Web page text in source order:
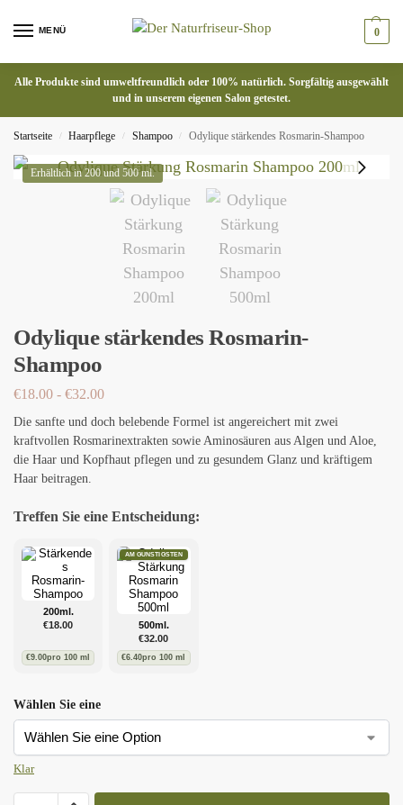
MENÜ 0
Alle Produkte sind umweltfreundlich oder 100% natürlich. Sorgfältig ausgewählt
und in unserem eigenen Salon getestet.
Startseite / Haarpflege / Shampoo / Odylique stärkendes Rosmarin-Shampoo
Erhältlich in 200 und 500 ml.
Odylique stärkendes Rosmarin-
Shampoo
€18.00 - €32.00
Die sanfte und doch belebende Formel ist angereichert mit zwei
kraftvollen Rosmarinextrakten sowie Aminosäuren aus Algen und Aloe,
die Haar und Kopfhaut pflegen und zu gesundem Glanz und kräftigem
Haar beitragen.
Treffen Sie eine Entscheidung:
200ml.
€18.00
€9.00pro 100 ml
AM GÜNSTIGSTEN
500ml.
€32.00
€6.40pro 100 ml
Wählen Sie eine
Klar